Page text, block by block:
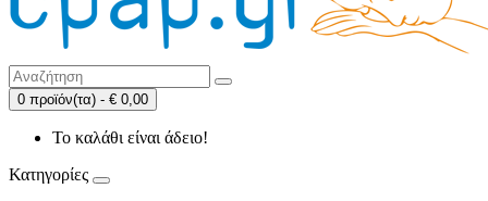
0 προϊόν(τα) - € 0,00
Το καλάθι είναι άδειο!
Κατηγορίες